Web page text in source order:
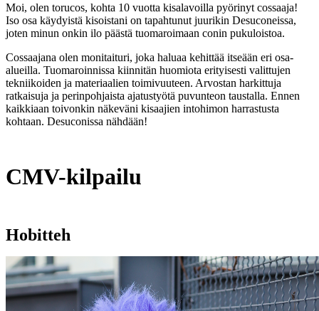
Moi, olen torucos, kohta 10 vuotta kisalavoilla pyörinyt cossaaja!
Iso osa käydyistä kisoistani on tapahtunut juurikin Desuconeissa,
joten minun onkin ilo päästä tuomaroimaan conin pukuloistoa.
Cossaajana olen monitaituri, joka haluaa kehittää itseään eri osa-
alueilla. Tuomaroinnissa kiinnitän huomiota erityisesti valittujen
tekniikoiden ja materiaalien toimivuuteen. Arvostan harkittuja
ratkaisuja ja perinpohjaista ajatustyötä puvunteon taustalla. Ennen
kaikkiaan toivonkin näkeväni kisaajien intohimon harrastusta
kohtaan. Desuconissa nähdään!
CMV-kilpailu
Hobitteh